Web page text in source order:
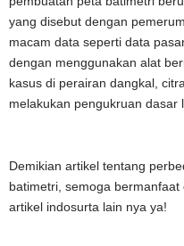
yang disebut dengan
macam data seperti data
dengan menggunakan alat
kasus di perairan dangkal,
melakukan pengukruan dasar
Demikian artikel tentang
batimetri, semoga
artikel indosurta lain nya ya!